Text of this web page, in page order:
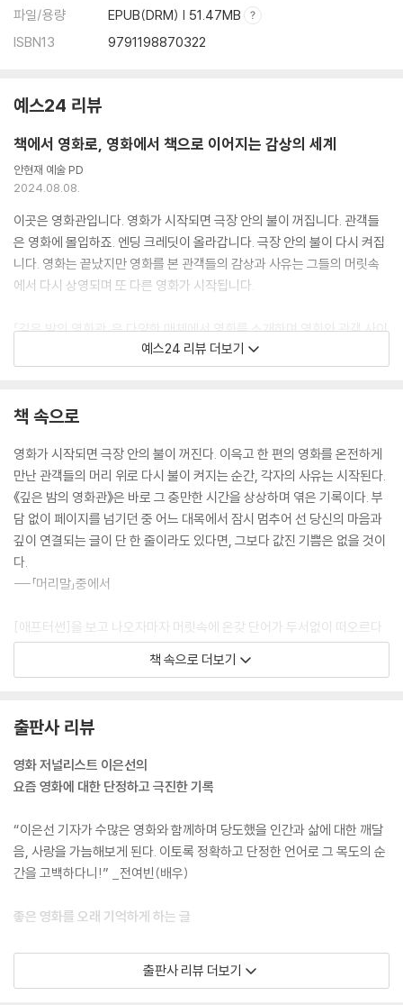
영화를 왜 만들어야 하냐고 물으신다면 ― 거미집
우린 결국 다 망할 거예요. 그래도… ― 돈 룩 업
딜레마 위에 펼쳐진 소시민 지옥도 ― 콘크리트 유토피아
대혼돈의 멀티버스 ― 에브리씽 에브리웨어 올 앳 원스
뭔가 다른 히어로가 왔다 ― 보건교사 안은영
기괴하고 음울해서 매력적인 수요일의 아이 ― 웬즈데이
전도연의, 전도연에 의한, 전도연을 위한 ― 길복순
SF 블록버스터의 새로운 바이블 ― 듄 시리즈
기이하게 아름다운 크리처의 성장 ― 가여운 것들
수록 영화 정보
파일/용량
EPUB(DRM) | 51.47MB
ISBN13
9791198870322
예스24 리뷰
책에서 영화로, 영화에서 책으로 이어지는 감상의 세계
안현재 예술 PD
2024.08.08.
이곳은 영화관입니다. 영화가 시작되면 극장 안의 불이 꺼집니다. 관객들
은 영화에 몰입하죠. 엔딩 크레딧이 올라갑니다. 극장 안의 불이 다시 켜집
니다. 영화는 끝났지만 영화를 본 관객들의 감상과 사유는 그들의 머릿속
에서 다시 상영되며 또 다른 영화가 시작됩니다.
『깊은 밤의 영화관』은 다양한 매체에서 영화를 소개하며 영화와 관객 사이
를 이어온 영화 저널리스트 이은선의 리뷰를 모은 책입니다. 〈존 오브 인터
레스트〉, 〈가여운 것들〉, 〈헤어질 결심〉 등 발견과 기쁨의 사색을 통로를 열
의 세계를 확장해준 좋은 영화를 독자에게 소개합니다.
“이은선 기자가 수많은 영화와 함께하며 당도했을 인간과 삶에 대한 깨달
음, 사랑을 가늠해보게 된다. 이토록 정확하고 단정한 언어로 그 목도의 순
간을 고백하다니!” 전여빈 배우의 추천사처럼 이 책에는 이은선 기자의 영
화에 대한 애정과 마음이 가득합니다. 이 책에 나오는 영화를 아직 보지 못
해도 괜찮습니다. 저자의 글을 통해 우리는 이미 본 영화든 아직 보지 못한
영화든, 글이 머물고 있는 영화의 장면들을 함께 보러 가고 싶어질 테니깐
요. 책에서 영화로, 영화에서 책으로 이어지는 감상의 세계로 여러분을 초
예스24 리뷰 더보기
책 속으로
영화가 시작되면 극장 안의 불이 꺼진다. 이윽고 한 편의 영화를 온전하게
만난 관객들의 머리 위로 다시 불이 켜지는 순간, 각자의 사유는 시작된다.
《깊은 밤의 영화관》은 바로 그 충만한 시간을 상상하며 엮은 기록이다. 부
담 없이 페이지를 넘기던 중 어느 대목에서 잠시 멈추어 선 당신의 마음과
깊이 연결되는 글이 단 한 줄이라도 있다면, 그보다 값진 기쁨은 없을 것이
다.
---「머리말」중에서
[애프터썬]을 보고 나오자마자 머릿속에 온갖 단어가 두서없이 떠오르다
가라앉기를 반복했다. 문장의 꼴로 대강 정리했을 땐, 이런 거였다. ‘간절히
이해하고 싶은 마음에서 발화한 상상까지 동원해도 끝내 바닥까지는 가닿
상대에게 직접적으로 가닿지 못한 질문과 스스로 묻어둔 마음에서 출발한
영화는 점차 인물들로 하여금 자신의 문제와 직면하게 만든다. 그들의 심
통해서 (어떤 의미에서는 강제적으로) 구체화된다. 실은 제대로 상처받았
어야 한다는 통감에 이르는 여정. 결국 가후쿠가 탑승하고 미사키가 운전
하는 자동차의 심리적 종착지는, 정말 알고 싶었지만 동시에 알기를 지속
---「고통에 직면하는 험하고 아름다운 길 - 드라이브 마이 카」중에서
켄 로치 감독은 교훈적이지만 교조적이진 않고, 장황한 대신 간결한 영화
를 만들어 올 수 있었던 비결로 딱 한 가지를 꼽는다. “언제나 그렇듯이 경
책 속으로 더보기
출판사 리뷰
영화 저널리스트 이은선의
요즘 영화에 대한 단정하고 극진한 기록
“이은선 기자가 수많은 영화와 함께하며 당도했을 인간과 삶에 대한 깨달
음, 사랑을 가늠해보게 된다. 이토록 정확하고 단정한 언어로 그 목도의 순
간을 고백하다니!” _전여빈(배우)
좋은 영화를 오래 기억하게 하는 글
《깊은 밤의 영화관》은 오랜 시간 다양한 매체에서 영화를 소개하고 있는
이은선 저널리스트의 영화 리뷰를 엮은 책이다. 그의 깊이 있는 인터뷰와
출판사 리뷰 더보기